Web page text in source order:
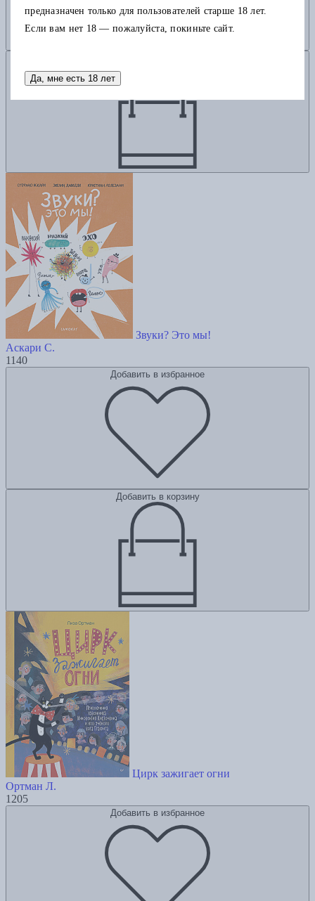
Звуки? Это мы!
Аскари С.
1140
Добавить в избранное
Добавить в корзину
Цирк зажигает огни
Ортман Л.
1205
Добавить в избранное
предназначен только для пользователей старше 18 лет.
Если вам нет 18 — пожалуйста, покиньте сайт.
Да, мне есть 18 лет